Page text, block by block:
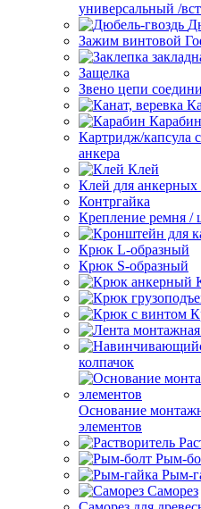
универсальный /
Зажим винтовой
Защелка
Звено цепи
Карабин
Картридж/капсула
анкера
Клей
Клей для анкерных
Контргайка
Крепление ремня /
Крюк L-образный
Крюк S-образный
колпачок
Основание
элементов
Рым-
Рым-
Саморез